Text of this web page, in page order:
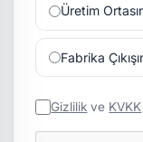
Üretim
Fabrika
Gizlilik ve KVKK